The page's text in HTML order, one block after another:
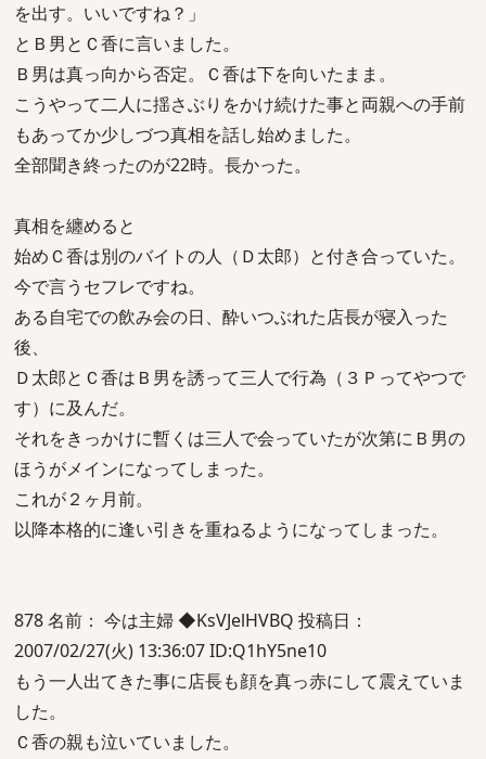
を出す。いいですね？」
とＢ男とＣ香に言いました。
Ｂ男は真っ向から否定。Ｃ香は下を向いたまま。
こうやって二人に揺さぶりをかけ続けた事と両親への手前
もあってか少しづつ真相を話し始めました。
全部聞き終ったのが22時。長かった。
真相を纏めると
始めＣ香は別のバイトの人（Ｄ太郎）と付き合っていた。
今で言うセフレですね。
ある自宅での飲み会の日、酔いつぶれた店長が寝入った
後、
Ｄ太郎とＣ香はＢ男を誘って三人で行為（３Ｐってやつで
す）に及んだ。
それをきっかけに暫くは三人で会っていたが次第にＢ男の
ほうがメインになってしまった。
これが２ヶ月前。
以降本格的に逢い引きを重ねるようになってしまった。
878 名前： 今は主婦 ◆KsVJelHVBQ 投稿日：
2007/02/27(火) 13:36:07 ID:Q1hY5ne10
もう一人出てきた事に店長も顔を真っ赤にして震えていま
した。
Ｃ香の親も泣いていました。